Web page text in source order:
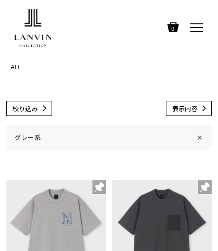
0
ALL
絞り込み 表示内容
グレー系 ×